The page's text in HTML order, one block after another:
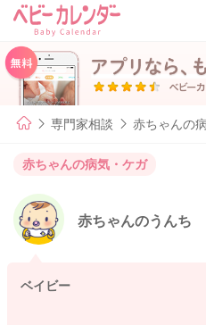
専門家相談 赤ちゃんの
赤ちゃんの病気・ケガ
赤ちゃんのうんち
ベイビー